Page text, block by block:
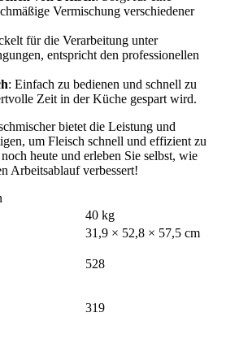
Vermischung verschiedener
für die Verarbeitung unter
entspricht den professionellen
: Einfach zu bedienen und schnell zu
Zeit in der Küche gespart wird.
bietet die Leistung und
um Fleisch schnell und effizient zu
heute und erleben Sie selbst, wie
Arbeitsablauf verbessert!
40 kg
31,9 × 52,8 × 57,5 cm
528
319